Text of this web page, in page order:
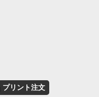
プリント注文